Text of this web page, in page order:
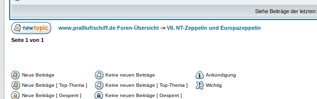
Siehe Beiträge der letzten:
www.prallluftschiff.de Foren-Übersicht -> VII. NT-Zeppelin und Europazeppelin
Seite 1 von 1
Neue Beiträge Keine neuen Beiträge
Ankündigung
Neue Beiträge [ Top-Thema ]
Keine neuen Beiträge [ Top-Thema ]
Wichtig
Neue Beiträge [ Gesperrt ]
Keine neuen Beiträge [ Gesperrt ]